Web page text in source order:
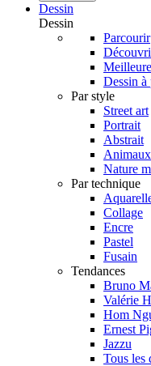
Dessin
Dessin
Parcourir
Dessin
Par style
Street art
Portrait
Abstrait
Animaux
Nature
Par technique
Collage
Encre
Pastel
Fusain
Tendances
Bruno
Valérie
Hom
Ernest
Jazzu
Tous les